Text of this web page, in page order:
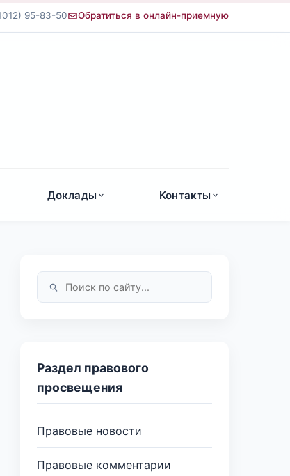
95-83-50 Обратиться в онлайн-приемную
Доклады Контакты
Раздел правового
просвещения
Правовые новости
Правовые комментарии